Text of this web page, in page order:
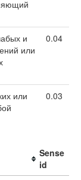
и
или
0.04
или
0.03
Sense
id